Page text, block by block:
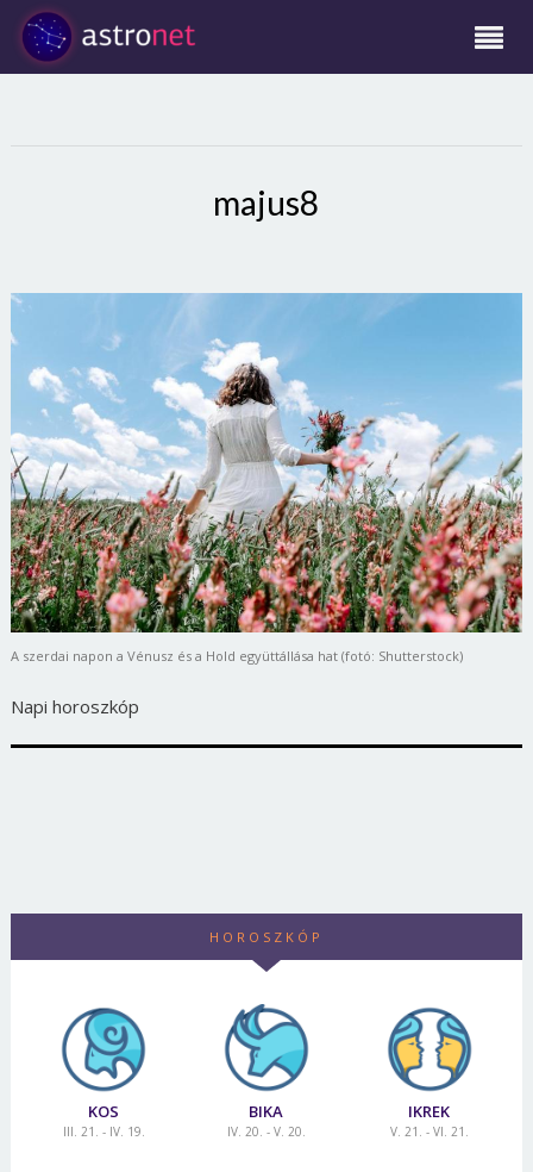
majus8
A szerdai napon a Vénusz és a Hold együttállása hat (fotó: Shutterstock)
Napi horoszkóp
HOROSZKÓP
KOS
III. 21. - IV. 19.
BIKA
IV. 20. - V. 20.
IKREK
V. 21. - VI. 21.